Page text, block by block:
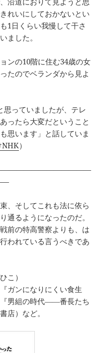
れいにしておかないとい
1日くらい我慢して干さ
ました。
ンの10階に住む34歳の女
たのでベランダから見よ
思っていましたが、テレ
ったら大変だということ
思います」と話していま
NHK）
、そしてこれも法に依ら
通るようになったのだ。
前の特高警察よりも、は
われている言うべきであ
こ）
ガンになりにくい食生
男組の時代――番長たち
店）など。